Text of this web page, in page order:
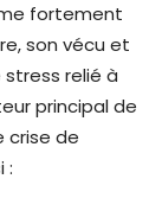
fortement
son vécu et
relié à
principal de
crise de
: